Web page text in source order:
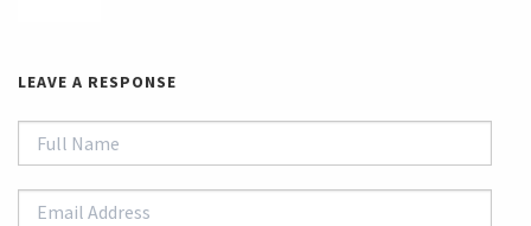
LEAVE A RESPONSE